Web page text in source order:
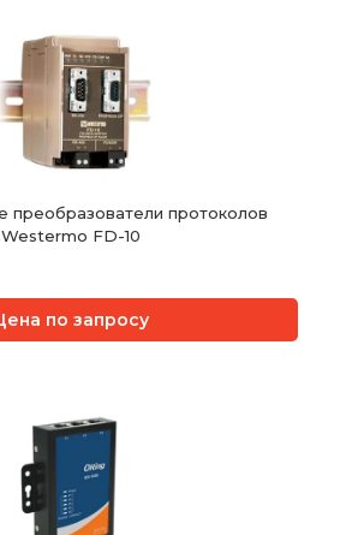
протоколов
Westermo FD-10
по запросу